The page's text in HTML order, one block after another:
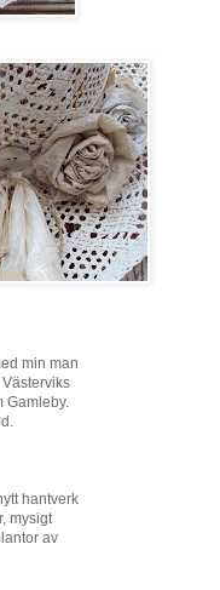
min man
Gamleby.
hantverk
mysigt
av